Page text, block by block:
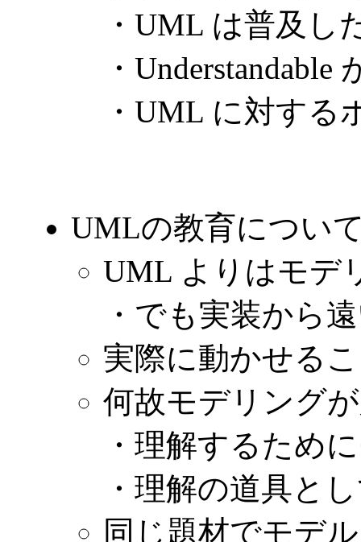
・UML は普及し
・Understandable
・UML に対する
UMLの教育につい
UML よりはモデ
・でも実装から
実際に動かせる
何故モデリング
・理解するため
・理解の道具と
同じ題材でモデ